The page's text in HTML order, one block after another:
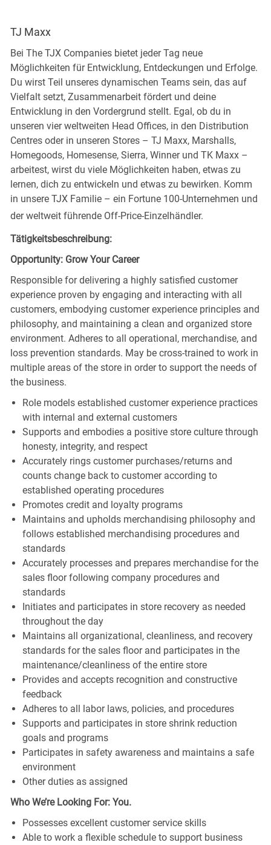
TJ Maxx
Bei The TJX Companies bietet jeder Tag neue
Möglichkeiten für Entwicklung, Entdeckungen und Erfolge.
Du wirst Teil unseres dynamischen Teams sein, das auf
Vielfalt setzt, Zusammenarbeit fördert und deine
Entwicklung in den Vordergrund stellt. Egal, ob du in
unseren vier weltweiten Head Offices, in den Distribution
Centres oder in unseren Stores – TJ Maxx, Marshalls,
Homegoods, Homesense, Sierra, Winner und TK Maxx –
arbeitest, wirst du viele Möglichkeiten haben, etwas zu
lernen, dich zu entwickeln und etwas zu bewirken. Komm
in unsere TJX Familie – ein Fortune 100-Unternehmen und
der weltweit führende Off-Price-Einzelhändler.
Tätigkeitsbeschreibung:
Opportunity: Grow Your Career
Responsible for delivering a highly satisfied customer
experience proven by engaging and interacting with all
customers, embodying customer experience principles and
philosophy, and maintaining a clean and organized store
environment. Adheres to all operational, merchandise, and
loss prevention standards. May be cross-trained to work in
multiple areas of the store in order to support the needs of
the business.
Role models established customer experience practices
with internal and external customers
Supports and embodies a positive store culture through
honesty, integrity, and respect
Accurately rings customer purchases/returns and
counts change back to customer according to
established operating procedures
Promotes credit and loyalty programs
Maintains and upholds merchandising philosophy and
follows established merchandising procedures and
standards
Accurately processes and prepares merchandise for the
sales floor following company procedures and
standards
Initiates and participates in store recovery as needed
throughout the day
Maintains all organizational, cleanliness, and recovery
standards for the sales floor and participates in the
maintenance/cleanliness of the entire store
Provides and accepts recognition and constructive
feedback
Adheres to all labor laws, policies, and procedures
Supports and participates in store shrink reduction
goals and programs
Participates in safety awareness and maintains a safe
environment
Other duties as assigned
Who We’re Looking For: You.
Possesses excellent customer service skills
Able to work a flexible schedule to support business